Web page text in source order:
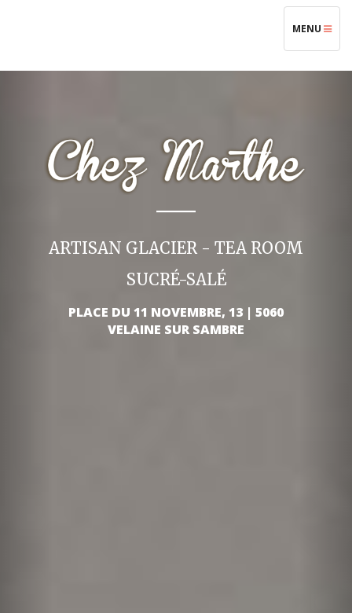
TOGGLE
MENU
ARTISAN GLACIER - TEA ROOM
SUCRÉ-SALÉ
PLACE DU 11 NOVEMBRE, 13 | 5060
VELAINE SUR SAMBRE